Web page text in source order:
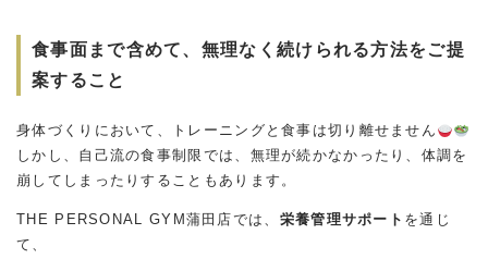
食事面まで含めて、無理なく続けられる方法をご提
案すること
身体づくりにおいて、トレーニングと食事は切り離せません
しかし、自己流の食事制限では、無理が続かなかったり、体調を
崩してしまったりすることもあります。
THE PERSONAL GYM蒲田店では、 栄養管理サポート を通じ
て、